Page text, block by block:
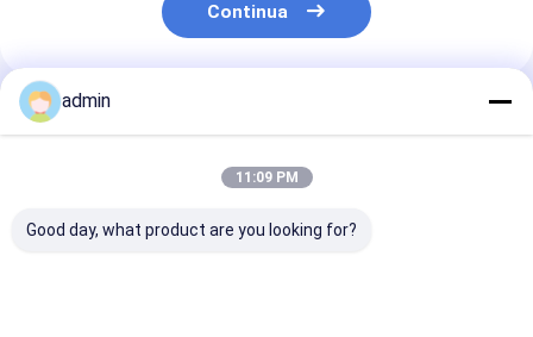
Continua
Prodotti Raccomandati
admin
11:09 PM
Good day, what product are you looking for?